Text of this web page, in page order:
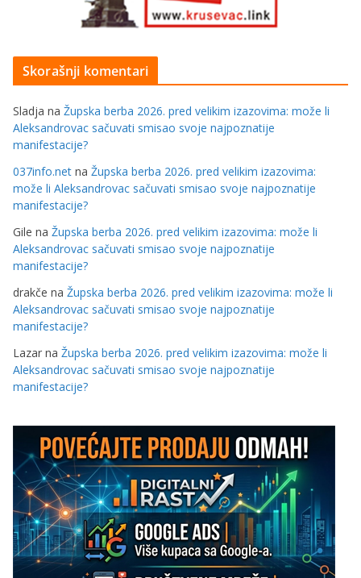
Skorašnji komentari
Sladja na Župska berba 2026. pred velikim izazovima: može li
Aleksandrovac sačuvati smisao svoje najpoznatije
manifestacije?
037info.net na Župska berba 2026. pred velikim izazovima:
može li Aleksandrovac sačuvati smisao svoje najpoznatije
manifestacije?
Gile na Župska berba 2026. pred velikim izazovima: može li
Aleksandrovac sačuvati smisao svoje najpoznatije
manifestacije?
drakče na Župska berba 2026. pred velikim izazovima: može li
Aleksandrovac sačuvati smisao svoje najpoznatije
manifestacije?
Lazar na Župska berba 2026. pred velikim izazovima: može li
Aleksandrovac sačuvati smisao svoje najpoznatije
manifestacije?